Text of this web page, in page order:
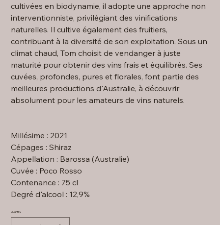
cultivées en biodynamie, il adopte une approche non
interventionniste, privilégiant des vinifications
naturelles. Il cultive également des fruitiers,
contribuant à la diversité de son exploitation. Sous un
climat chaud, Tom choisit de vendanger à juste
maturité pour obtenir des vins frais et équilibrés. Ses
cuvées, profondes, pures et florales, font partie des
meilleures productions d'Australie, à découvrir
absolument pour les amateurs de vins naturels.
Millésime : 2021
Cépages : Shiraz
Appellation : Barossa (Australie)
Cuvée : Poco Rosso
Contenance : 75 cl
Degré d'alcool : 12,9%
Quantity